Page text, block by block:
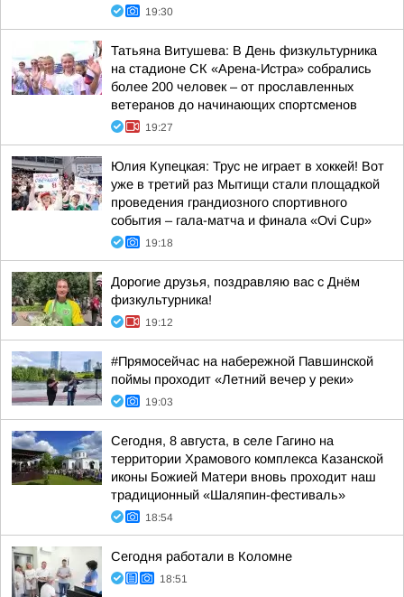
19:30
Татьяна Витушева: В День физкультурника
на стадионе СК «Арена-Истра» собрались
более 200 человек – от прославленных
ветеранов до начинающих спортсменов
19:27
Юлия Купецкая: Трус не играет в хоккей! Вот
уже в третий раз Мытищи стали площадкой
проведения грандиозного спортивного
события – гала-матча и финала «Ovi Cup»
19:18
Дорогие друзья, поздравляю вас с Днём
физкультурника!
19:12
#Прямосейчас на набережной Павшинской
поймы проходит «Летний вечер у реки»
19:03
Сегодня, 8 августа, в селе Гагино на
территории Храмового комплекса Казанской
иконы Божией Матери вновь проходит наш
традиционный «Шаляпин-фестиваль»
18:54
Сегодня работали в Коломне
18:51